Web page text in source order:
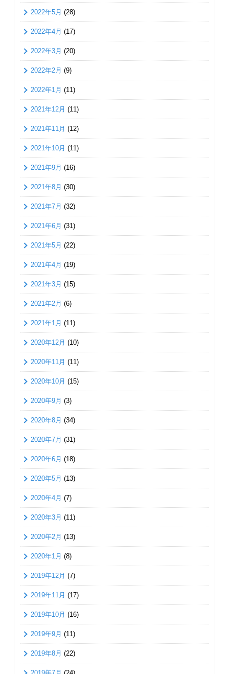
2022年5月 (28)
2022年4月 (17)
2022年3月 (20)
2022年2月 (9)
2022年1月 (11)
2021年12月 (11)
2021年11月 (12)
2021年10月 (11)
2021年9月 (16)
2021年8月 (30)
2021年7月 (32)
2021年6月 (31)
2021年5月 (22)
2021年4月 (19)
2021年3月 (15)
2021年2月 (6)
2021年1月 (11)
2020年12月 (10)
2020年11月 (11)
2020年10月 (15)
2020年9月 (3)
2020年8月 (34)
2020年7月 (31)
2020年6月 (18)
2020年5月 (13)
2020年4月 (7)
2020年3月 (11)
2020年2月 (13)
2020年1月 (8)
2019年12月 (7)
2019年11月 (17)
2019年10月 (16)
2019年9月 (11)
2019年8月 (22)